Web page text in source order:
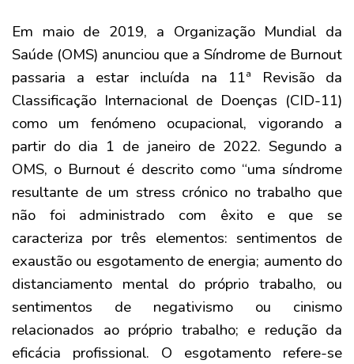
Em maio de 2019, a Organização Mundial da
Saúde (OMS) anunciou que a Síndrome de Burnout
passaria a estar incluída na 11ª Revisão da
Classificação Internacional de Doenças (CID-11)
como um fenómeno ocupacional, vigorando a
partir do dia 1 de janeiro de 2022. Segundo a
OMS, o Burnout é descrito como “uma síndrome
resultante de um stress crónico no trabalho que
não foi administrado com êxito e que se
caracteriza por três elementos: sentimentos de
exaustão ou esgotamento de energia; aumento do
distanciamento mental do próprio trabalho, ou
sentimentos de negativismo ou cinismo
relacionados ao próprio trabalho; e redução da
eficácia profissional. O esgotamento refere-se